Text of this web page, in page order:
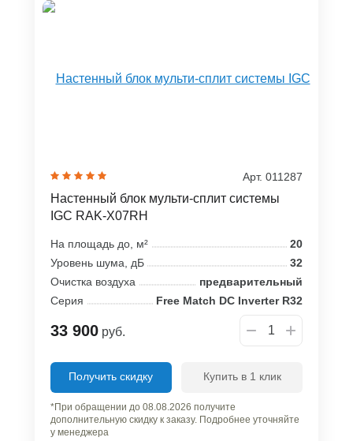
Арт. 011287
Настенный блок мульти-сплит системы
IGC RAK-X07RH
На площадь до, м²
20
Уровень шума, дБ
32
Очистка воздуха
предварительный
Серия
Free Match DC Inverter R32
33 900 руб.
Получить скидку Купить в 1 клик
*При обращении до 08.08.2026 получите
дополнительную скидку к заказу. Подробнее уточняйте
у менеджера